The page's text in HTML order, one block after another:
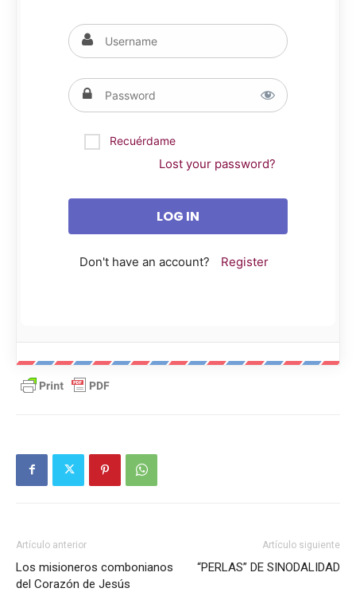
Recuérdame
Lost your password?
Don't have an account? Register
Artículo anterior
Los misioneros combonianos
del Corazón de Jesús
Artículo siguiente
“PERLAS” DE SINODALIDAD